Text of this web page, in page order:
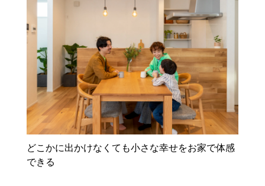
どこかに出かけなくても小さな幸せをお家で体感
できる